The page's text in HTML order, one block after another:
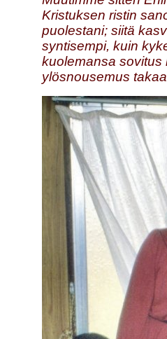
Kristuksen ristin
puolestani; siitä
syntisempi, kuin
kuolemansa sovitus
ylösnousemus